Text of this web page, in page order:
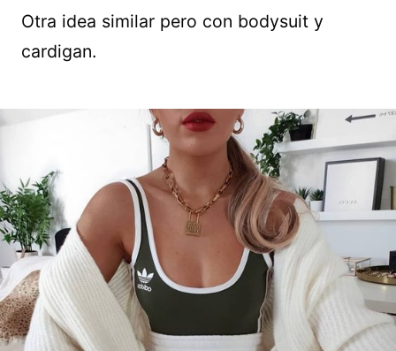
Otra idea similar pero con bodysuit y
cardigan.